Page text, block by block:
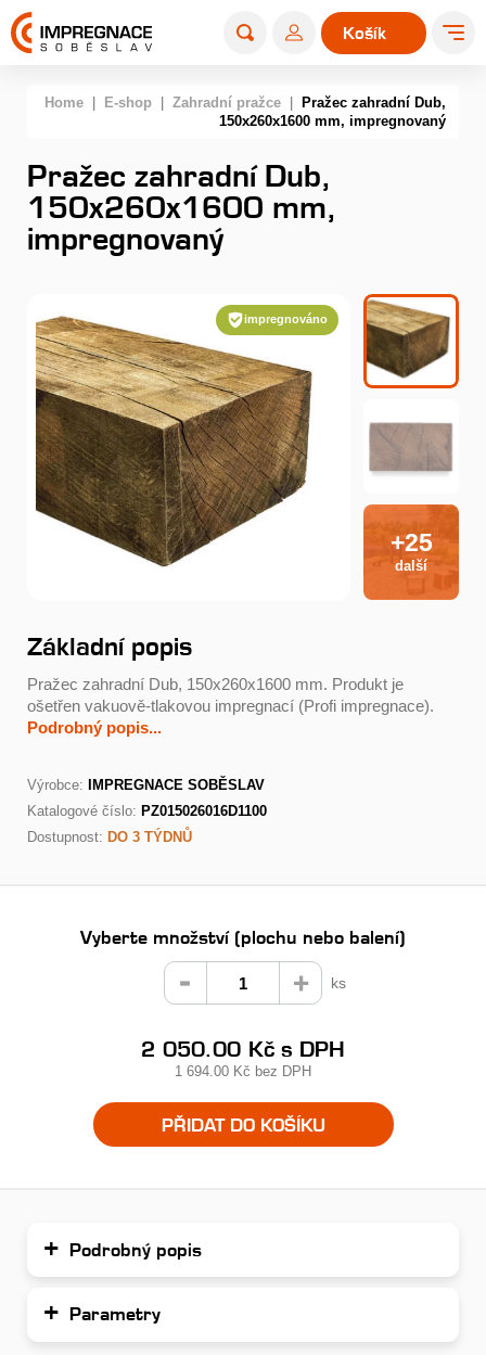
0
Košík
Home E-shop Zahradní pražce
Pražec zahradní Dub,
150x260x1600 mm, impregnovaný
Pražec zahradní Dub,
150x260x1600 mm,
impregnovaný
impregnováno
+25
další
Základní popis
Pražec zahradní Dub, 150x260x1600 mm. Produkt je
ošetřen vakuově-tlakovou impregnací (Profi impregnace).
Podrobný popis...
Výrobce:
IMPREGNACE SOBĚSLAV
Katalogové číslo: PZ015026016D1100
Dostupnost: DO 3 TÝDNŮ
Vyberte množství (plochu nebo balení)
ks
2 050.00 Kč s DPH
1 694.00 Kč bez DPH
PŘIDAT DO KOŠÍKU
Podrobný popis
Parametry